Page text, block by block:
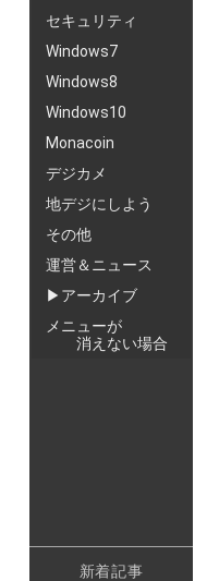
セキュリティ
Windows7
Windows8
Windows10
Monacoin
デジカメ
地デジにしよう
その他
運営＆ニュース
▶アーカイブ
メニューが
消えない場合
新着記事